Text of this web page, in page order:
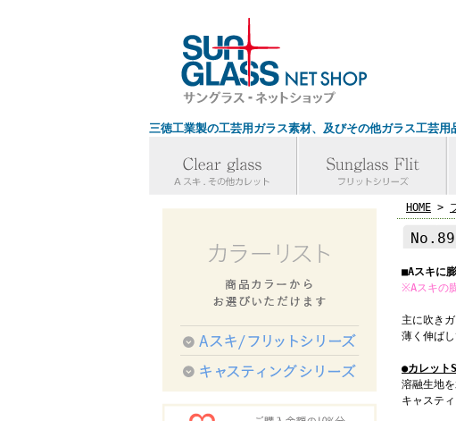
三徳工業製の工芸用ガラス素材、及びその他ガラス工芸用
HOME >
No.89
■Aスキに
※Aスキの
主に吹き
薄く伸ば
●カレットS
溶融生地
キャステ